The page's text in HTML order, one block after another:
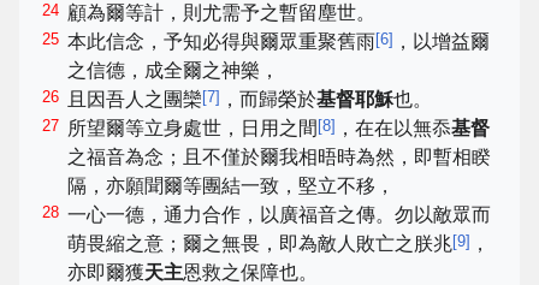
24 顧為爾等計，則尤需予之暫留塵世。
25 本此信念，予知必得與爾眾重聚舊雨[6] ，以增益爾
之信德，成全爾之神樂，
26 且因吾人之團欒 [7] ，而歸榮於基督耶穌也。
27 所望爾等立身處世，日用之間 [8] ，在在以無忝基督
之福音為念；且不僅於爾我相晤時為然，即暫相睽
隔，亦願聞爾等團結一致，堅立不移，
28 一心一德，通力合作，以廣福音之傳。勿以敵眾而
萌畏縮之意；爾之無畏，即為敵人敗亡之朕兆[9] ，
亦即爾獲天主恩救之保障也。